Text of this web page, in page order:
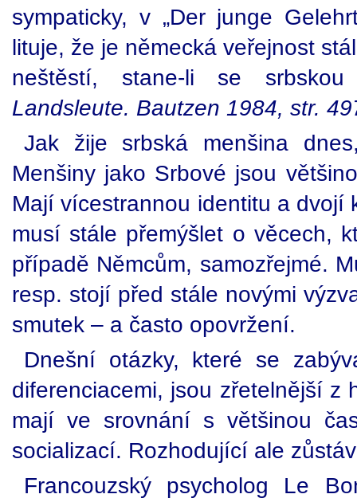
sympaticky, v „Der junge
lituje, že je německá veřejnost
neštěstí, stane-li se
Landsleute. Bautzen 1984, str.
Jak žije srbská menšina
Menšiny jako Srbové jsou
Mají vícestrannou identitu a dvojí
musí stále přemýšlet o věcech,
případě Němcům, samozřejmé.
resp. stojí před stále novými
smutek – a často opovržení.
Dnešní otázky, které se
diferenciacemi, jsou zřetelnější z
mají ve srovnání s většinou
socializací. Rozhodující ale
Francouzský psycholog Le